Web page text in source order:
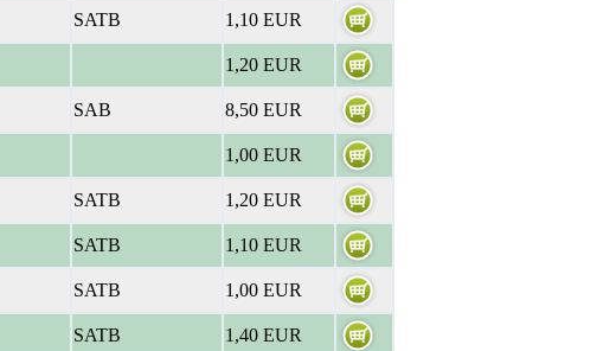
SATB
1,10 EUR
1,20 EUR
SAB
8,50 EUR
1,00 EUR
SATB
1,20 EUR
SATB
1,10 EUR
SATB
1,00 EUR
SATB
1,40 EUR